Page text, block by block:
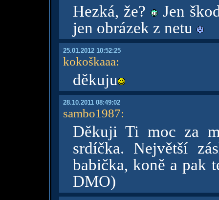
Hezká, že?
Jen
jen obrázek z netu
25.01.2012 10:52:25
kokoškaaa:
děkuju
28.10.2011 08:49:02
sambo1987:
Děkuji Ti moc za
srdíčka. Největší
babička, koně a pak
DMO)